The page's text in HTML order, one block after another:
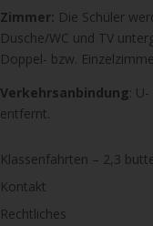
Zimmer: Die Schüler
Dusche/WC und TV
Doppel- bzw.
Verkehrsanbindung:
entfernt.
Klassenfahrten – 2,3
Kontakt
Rechtliches